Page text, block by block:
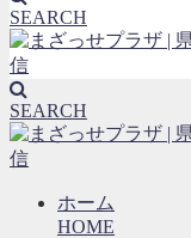
SEARCH
SEARCH
ホーム
HOME